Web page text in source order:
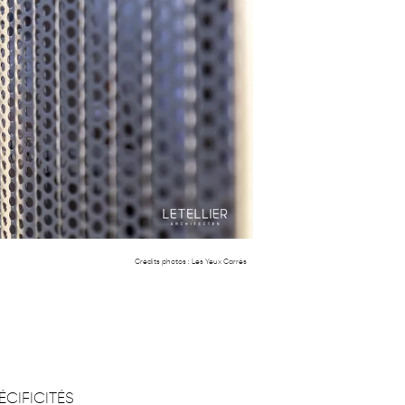
Crédits photos : Les Yeux Carrés